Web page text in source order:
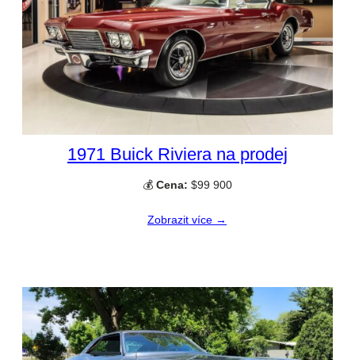
1971 Buick Riviera na prodej
💰 Cena: $99 900
Zobrazit více →